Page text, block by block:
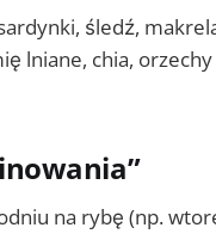
sardynki, śledź,
lniane, chia,
na rybę (np.